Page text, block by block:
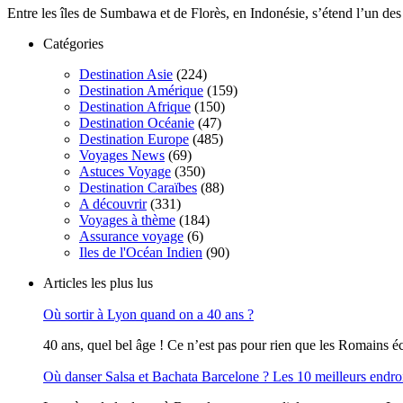
Entre les îles de Sumbawa et de Florès, en Indonésie, s’étend l’un
Catégories
Destination Asie (224)
Destination Amérique (159)
Destination Afrique (150)
Destination Océanie (47)
Destination Europe (485)
Voyages News (69)
Astuces Voyage (350)
Destination Caraïbes (88)
A découvrir(331)
Voyages à thème (184)
Assurance voyage (6)
Iles de l'Océan Indien (90)
Articles les plus lus
Où sortir à Lyon quand on a 40 ans ?
40 ans, quel bel âge ! Ce n’est pas pour rien que les Romains
Où danser Salsa et Bachata Barcelone ? Les 10 meilleurs